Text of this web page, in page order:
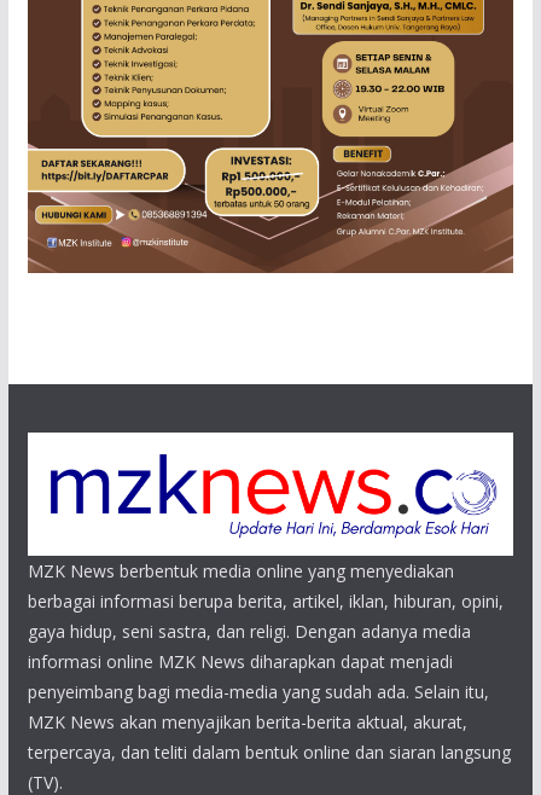
MZK News berbentuk media online yang menyediakan
berbagai informasi berupa berita, artikel, iklan, hiburan, opini,
gaya hidup, seni sastra, dan religi. Dengan adanya media
informasi online MZK News diharapkan dapat menjadi
penyeimbang bagi media-media yang sudah ada. Selain itu,
MZK News akan menyajikan berita-berita aktual, akurat,
terpercaya, dan teliti dalam bentuk online dan siaran langsung
(TV).